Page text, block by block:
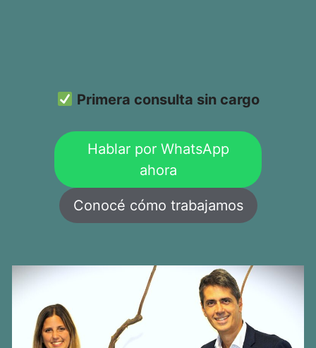
Primera consulta sin cargo
Hablar por WhatsApp
ahora
Conocé cómo trabajamos